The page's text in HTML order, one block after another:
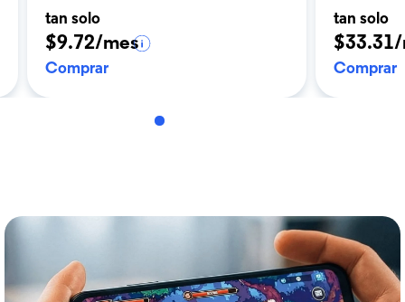
tan solo
$9.72/mes
Comprar
tan solo
$33.31/
Comprar